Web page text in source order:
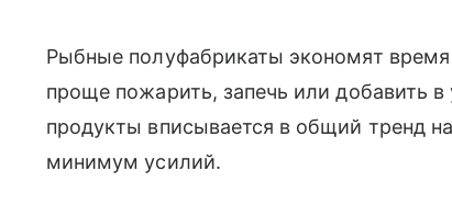
Рыбные полуфабрикаты экономят
проще пожарить, запечь или добавить
продукты вписывается в общий тренд
минимум усилий.